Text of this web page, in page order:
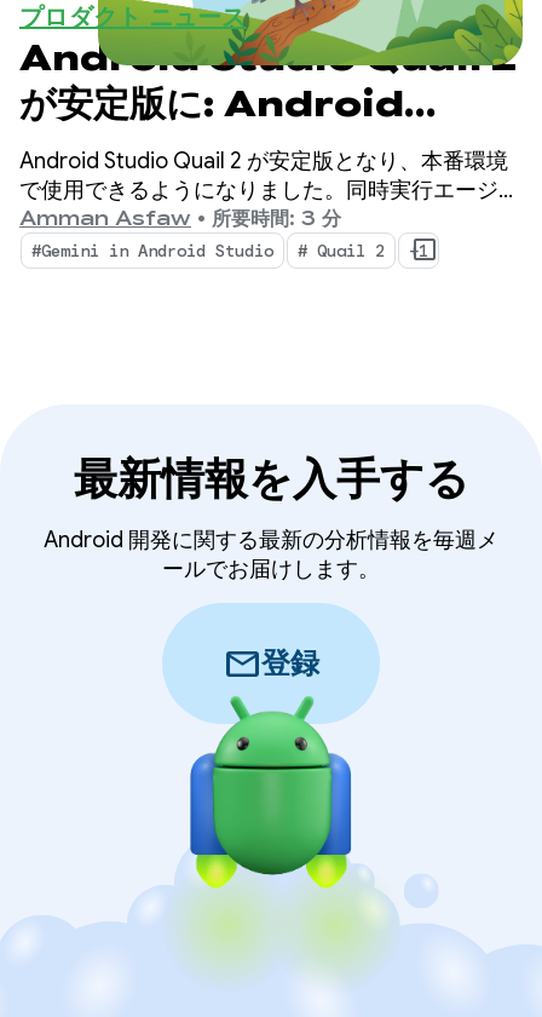
プロダクト ニュース
Android Studio Quail 2
が安定版に: Android
Studio AI エージェントで
マルチタスク処理
Android Studio Quail 2 が安定版となり、本番環境
で使用できるようになりました。同時実行エージェ
ント ワークフロー、ネイティブに統合されたメモ
リリーク プロファイリング、コンテキスト認識型
クラッシュ修復により、IDE が大きく変わります。
Amman Asfaw • 所要時間: 3 分
#Gemini in Android Studio # Quail 2 +1
最新情報を入手する
Android 開発に関する最新の分析情報を毎週メ
ールでお届けします。
mail登録